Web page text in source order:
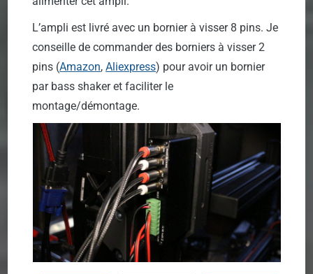
L’ampli est livré avec un bornier à visser 8 pins. Je
conseille de commander des borniers à visser 2
pins (Amazon,Aliexpress) pour avoir un bornier
par bass shaker et faciliter le
montage/démontage.